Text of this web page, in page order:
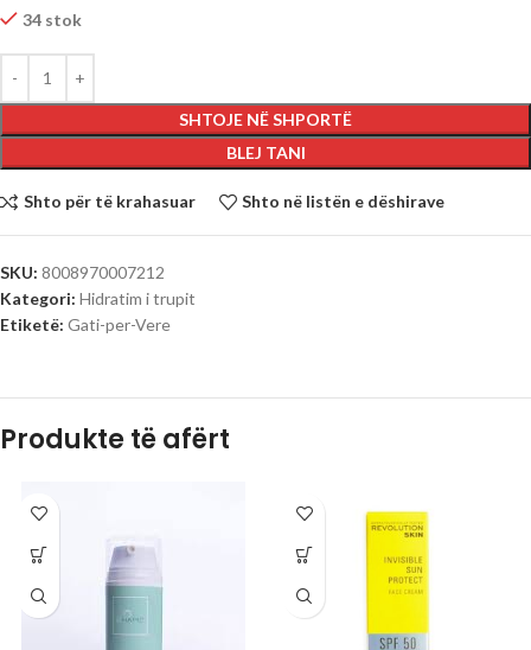
34 stok
SHTOJE NË SHPORTË
BLEJ TANI
Shto për të krahasuar Shto në listën e dëshirave
SKU: 8008970007212
Kategori: Hidratim i trupit
Etiketë: Gati-per-Vere
Produkte të afërt